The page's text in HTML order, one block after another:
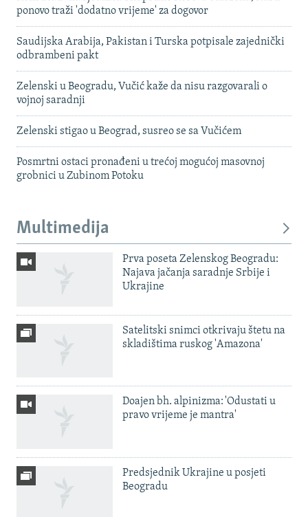
ponovo traži 'dodatno vrijeme' za dogovor
Saudijska Arabija, Pakistan i Turska potpisale zajednički
odbrambeni pakt
Zelenski u Beogradu, Vučić kaže da nisu razgovarali o
vojnoj saradnji
Zelenski stigao u Beograd, susreo se sa Vučićem
Posmrtni ostaci pronađeni u trećoj mogućoj masovnoj
grobnici u Zubinom Potoku
Multimedija
Prva poseta Zelenskog Beogradu:
Najava jačanja saradnje Srbije i
Ukrajine
Satelitski snimci otkrivaju štetu na
skladištima ruskog 'Amazona'
Doajen bh. alpinizma: 'Odustati u
pravo vrijeme je mantra'
Predsjednik Ukrajine u posjeti
Beogradu